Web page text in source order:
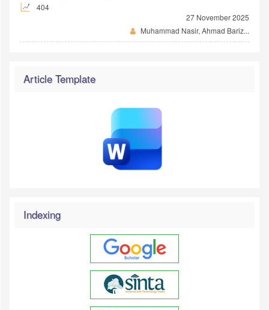
404
27 November 2025
Muhammad Nasir, Ahmad Bariz...
Article Template
Indexing